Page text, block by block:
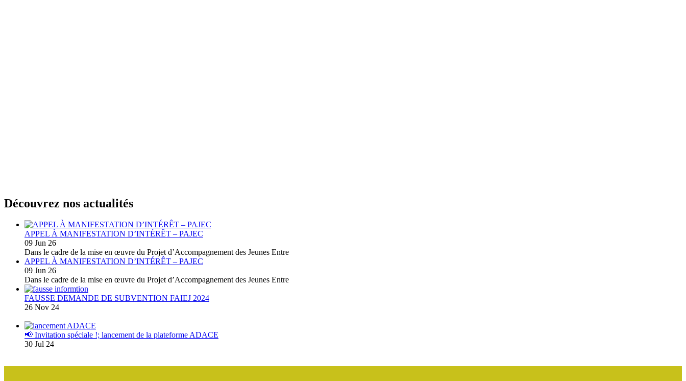
Découvrez nos actualités
APPEL À MANIFESTATION D’INTÉRÊT – PAJEC
09 Jun 26
Dans le cadre de la mise en œuvre du Projet d’Accompagnement des Jeunes Entre
APPEL À MANIFESTATION D’INTÉRÊT – PAJEC
09 Jun 26
Dans le cadre de la mise en œuvre du Projet d’Accompagnement des Jeunes Entre
FAUSSE DEMANDE DE SUBVENTION FAIEJ 2024
26 Nov 24
📢 Invitation spéciale !; lancement de la plateforme ADACE
30 Jul 24